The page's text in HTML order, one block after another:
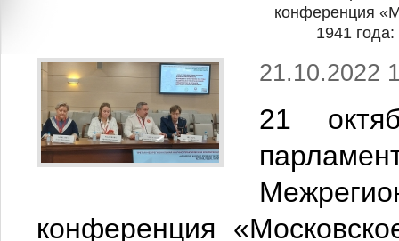
конференция
1941
21.10.2022
21
конференция